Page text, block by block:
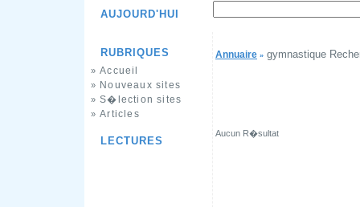
AUJOURD'HUI
RUBRIQUES
» Accueil
» Nouveaux sites
» S�lection sites
» Articles
LECTURES
Annuaire » gymnastique
Aucun R�sultat